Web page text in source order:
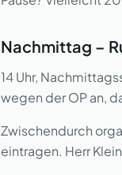
Nachmittag –
14 Uhr,
wegen der OP an,
Zwischendurch
eintragen. Herr